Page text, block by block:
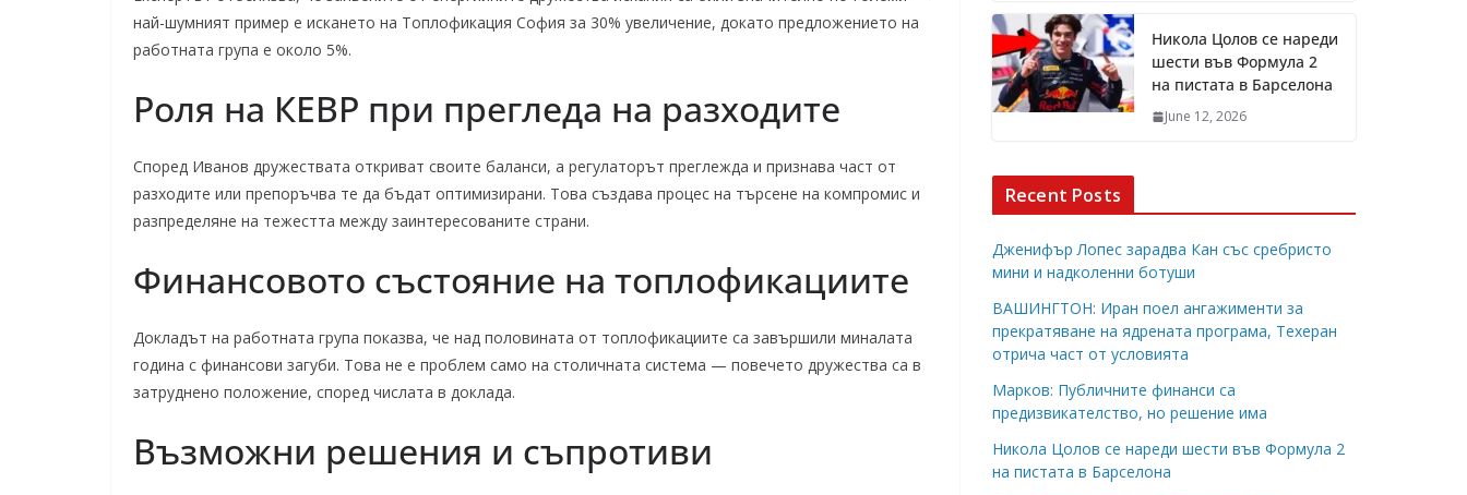
най-шумният пример е искането на Топлофикация София за 30% увеличение, докато предложението на
работната група е около 5%.
Роля на КЕВР при прегледа на разходите
Според Иванов дружествата откриват своите баланси, а регулаторът преглежда и признава част от
разходите или препоръчва те да бъдат оптимизирани. Това създава процес на търсене на компромис и
разпределяне на тежестта между заинтересованите страни.
Финансовото състояние на топлофикациите
Докладът на работната група показва, че над половината от топлофикациите са завършили миналата
година с финансови загуби. Това не е проблем само на столичната система — повечето дружества са в
затруднено положение, според числата в доклада.
Възможни решения и съпротиви
Никола Цолов се нареди
шести във Формула 2
на пистата в Барселона
June 12, 2026
Recent Posts
Дженифър Лопес зарадва Кан със сребристо
мини и надколенни ботуши
ВАШИНГТОН: Иран поел ангажименти за
прекратяване на ядрената програма, Техеран
отрича част от условията
Марков: Публичните финанси са
предизвикателство, но решение има
Никола Цолов се нареди шести във Формула 2
на пистата в Барселона